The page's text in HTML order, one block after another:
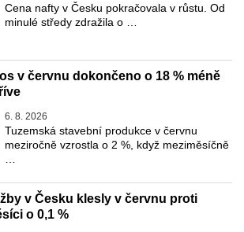
Cena nafty v Česku pokračovala v růstu. Od
minulé středy zdražila o …
v červnu dokončeno o 18 % méně
6. 8. 2026
Tuzemská stavební produkce v červnu
meziročně vzrostla o 2 %, když meziměsíčně
v Česku klesly v červnu proti
o 0,1 %